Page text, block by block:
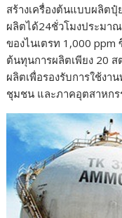
สร้างเครื่องต้นแบบผลิตปุ๋
ผลิตได้24ชั่วโมงประมา
ของไนเตรท 1,000
ต้นทุนการผลิตเพียง 20
ผลิตเพื่อรองรับการใช้งา
ชุมชน และภาคอุตสาหก